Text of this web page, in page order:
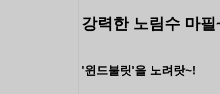
강력한 노림수 마필
'윈드불릿'을 노려랏~!